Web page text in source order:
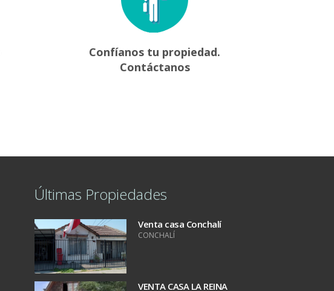
Confíanos tu propiedad.
Contáctanos
Últimas Propiedades
Venta casa Conchalí
CONCHALÍ
VENTA CASA LA REINA